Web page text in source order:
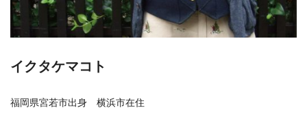
イクタケマコト
福岡県宮若市出身 横浜市在住